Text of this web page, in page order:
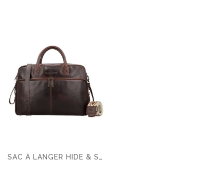
SAC À LANGER HIDE & STITCHES NEXT NAVAJO